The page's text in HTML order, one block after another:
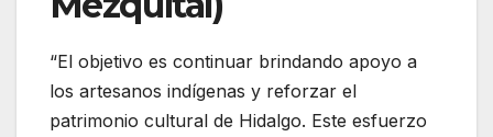
“El objetivo es continuar brindando apoyo a
los artesanos indígenas y reforzar el
patrimonio cultural de Hidalgo. Este esfuerzo